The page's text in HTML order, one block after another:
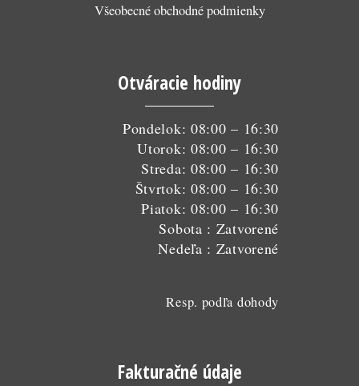
Všeobecné obchodné podmienky
Otváracie hodiny
Pondelok: 08:00 – 16:30
Utorok: 08:00 – 16:30
Streda: 08:00 – 16:30
Štvrtok: 08:00 – 16:30
Piatok: 08:00 – 16:30
Sobota : Zatvorené
Nedeľa : Zatvorené
Resp. podľa dohody
Fakturačné údaje